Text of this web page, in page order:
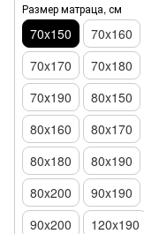
Размер матраца, см
70x150
70x160
70x170
70x180
70х190
80x150
80x160
80x170
80x180
80x190
80x200
90x190
90x200
120x190